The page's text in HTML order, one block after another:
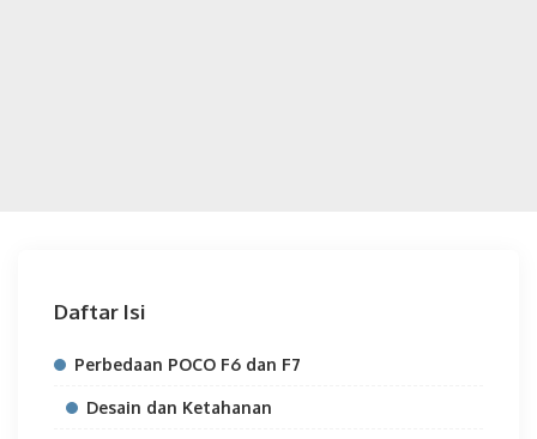
Daftar Isi
Perbedaan POCO F6 dan F7
Desain dan Ketahanan